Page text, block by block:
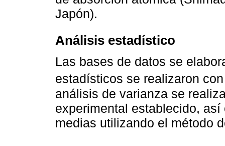
Japón).
Análisis estadístico
Las bases de datos se
estadísticos se realizaron
análisis de varianza se
experimental establecido,
medias utilizando el método